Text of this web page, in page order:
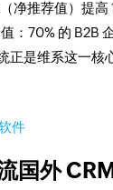
净推荐值）提高
：70% 的 B2B
正是维系这一核
国外